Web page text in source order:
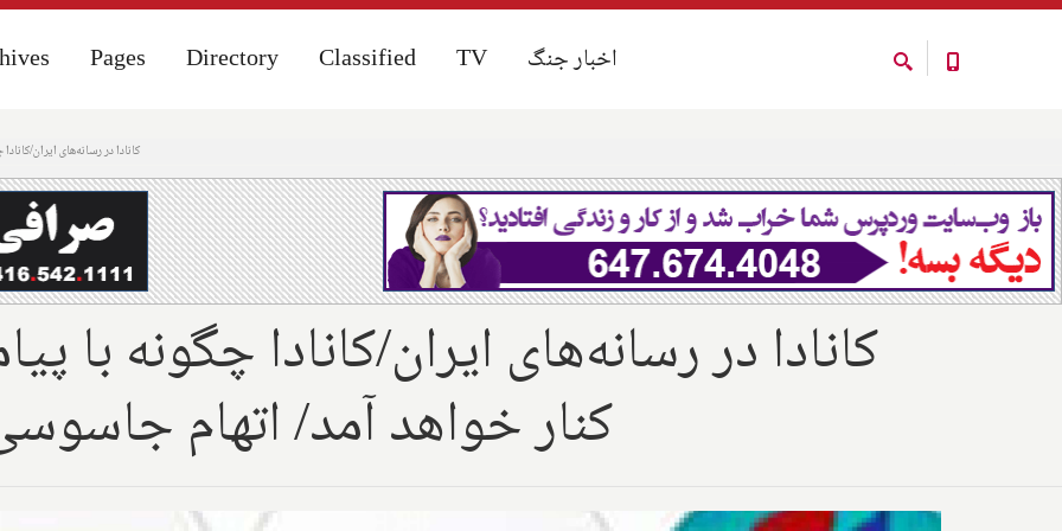
کانادا در رسانه‌های ایران/
Pages Directory Classified TV اخبار جنگ Pages Directory Classified TV اخبار جنگ
کانادا در رسانه‌های ایران/کانادا چگونه با
کنار خواهد آمد/ اتهام